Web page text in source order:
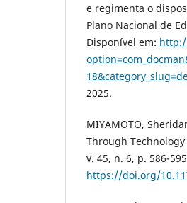
e regimenta o
Plano Nacional de
Disponível em:
2025.
MIYAMOTO,
Through
v. 45, n. 6, p. 586-
https://doi.org/